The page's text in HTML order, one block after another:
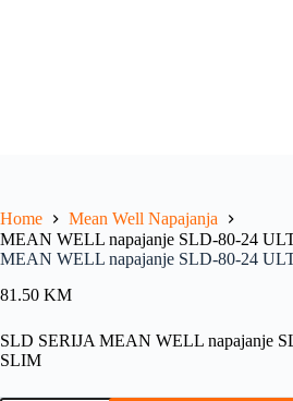
Home
Mean Well Napajanja
MEAN WELL napajanje SLD-80-24
MEAN WELL napajanje SLD-80-24
81.50 KM
SLD SERIJA MEAN WELL napajanje
SLIM